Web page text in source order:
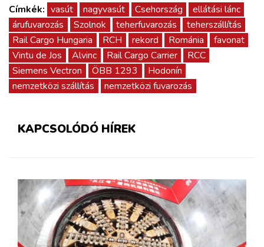
Címkék: vasút nagyvasút Csehország
ellátási lánc
árufuvarozás
Szolnok teherfuvarozás
teherszállítás
Rail Cargo Hungaria
RCH rekord Románia
favonat
Vintu de Jos
Alvinc Rail Cargo Carrier
RCC
Siemens Vectron
ÖBB 1293
Hodonín
nemzetközi szállítás
nemzetközi fuvarozás
KAPCSOLÓDÓ HÍREK